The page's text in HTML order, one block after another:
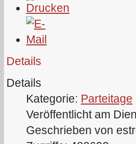
Details
Details
Kategorie: Parteitage
Veröffentlicht am
Geschrieben von